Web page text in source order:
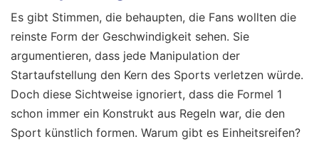
Es gibt Stimmen, die behaupten, die Fans wollten die
reinste Form der Geschwindigkeit sehen. Sie
argumentieren, dass jede Manipulation der
Startaufstellung den Kern des Sports verletzen würde.
Doch diese Sichtweise ignoriert, dass die Formel 1
schon immer ein Konstrukt aus Regeln war, die den
Sport künstlich formen. Warum gibt es Einheitsreifen?